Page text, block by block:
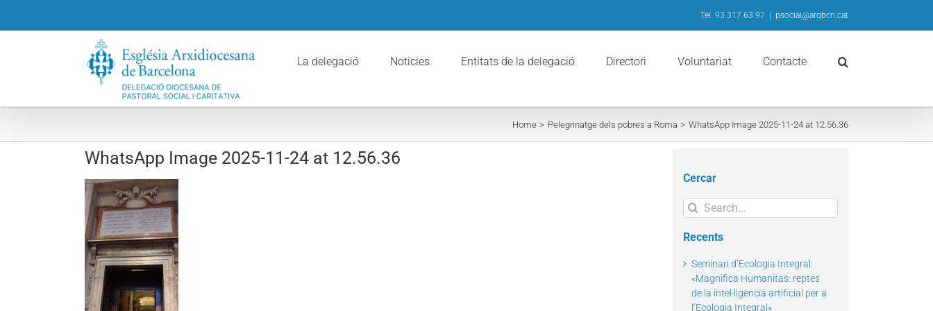
Tel. 93 317 63 97 psocial@arqbcn.cat
La delegació Notícies Entitats de la delegació Directori Voluntariat Contacte
Home Pelegrinatge dels pobres a Roma WhatsApp Image 2025-11-24 at 12.56.36
WhatsApp Image 2025-11-24 at 12.56.36
Cercar
Search
for:
Recents
Seminari d’Ecologia Integral:
«Magnifica Humanitas: reptes
de la intel·ligència artificial per a
l’Ecologia Integral»